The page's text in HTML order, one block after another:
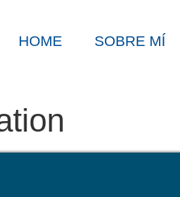
HOME SOBRE MÍ